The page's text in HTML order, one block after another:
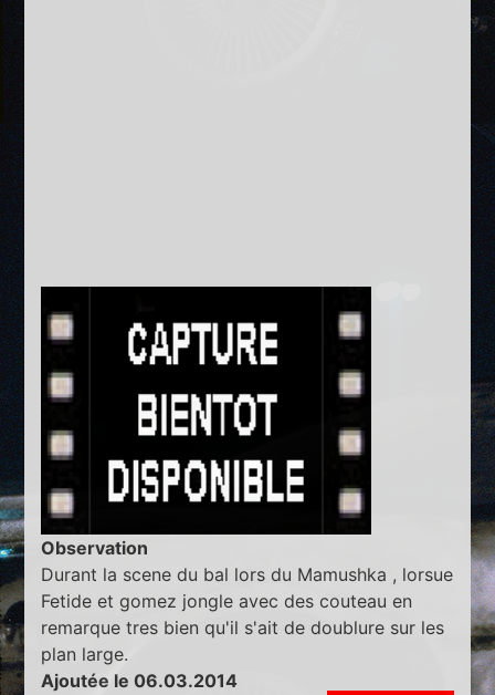
Observation
Durant la scene du bal lors du Mamushka , lorsue
Fetide et gomez jongle avec des couteau en
remarque tres bien qu'il s'ait de doublure sur les
plan large.
Ajoutée le 06.03.2014